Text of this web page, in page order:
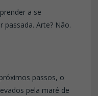
a se
Arte? Não.
passos, o
pela maré de